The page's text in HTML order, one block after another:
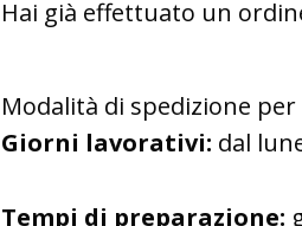
Hai già effettuato un
Modalità di spedizione
Giorni lavorativi: dal
Tempi di preparazione: